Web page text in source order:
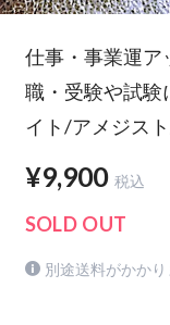
仕事・事業運ア
職・受験や試験
イト/アメジス
¥9,900 税込
SOLD OUT
別途送料がかかり